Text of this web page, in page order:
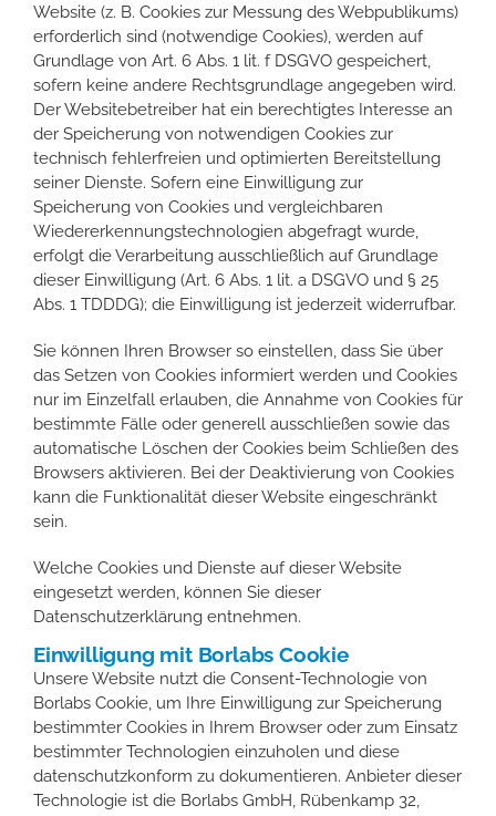
Website (z. B. Cookies zur Messung des Webpublikums)
erforderlich sind (notwendige Cookies), werden auf
Grundlage von Art. 6 Abs. 1 lit. f DSGVO gespeichert,
sofern keine andere Rechtsgrundlage angegeben wird.
Der Websitebetreiber hat ein berechtigtes Interesse an
der Speicherung von notwendigen Cookies zur
technisch fehlerfreien und optimierten Bereitstellung
seiner Dienste. Sofern eine Einwilligung zur
Speicherung von Cookies und vergleichbaren
Wiedererkennungstechnologien abgefragt wurde,
erfolgt die Verarbeitung ausschließlich auf Grundlage
dieser Einwilligung (Art. 6 Abs. 1 lit. a DSGVO und § 25
Abs. 1 TDDDG); die Einwilligung ist jederzeit widerrufbar.
Sie können Ihren Browser so einstellen, dass Sie über
das Setzen von Cookies informiert werden und Cookies
nur im Einzelfall erlauben, die Annahme von Cookies für
bestimmte Fälle oder generell ausschließen sowie das
automatische Löschen der Cookies beim Schließen des
Browsers aktivieren. Bei der Deaktivierung von Cookies
kann die Funktionalität dieser Website eingeschränkt
sein.
Welche Cookies und Dienste auf dieser Website
eingesetzt werden, können Sie dieser
Datenschutzerklärung entnehmen.
Einwilligung mit Borlabs Cookie
Unsere Website nutzt die Consent-Technologie von
Borlabs Cookie, um Ihre Einwilligung zur Speicherung
bestimmter Cookies in Ihrem Browser oder zum Einsatz
bestimmter Technologien einzuholen und diese
datenschutzkonform zu dokumentieren. Anbieter dieser
Technologie ist die Borlabs GmbH, Rübenkamp 32,